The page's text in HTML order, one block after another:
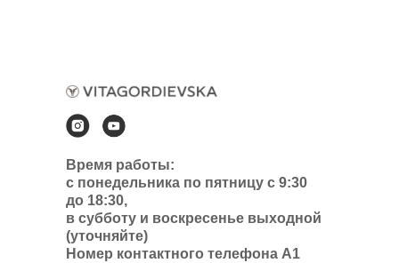
Время работы:
с понедельника по пятницу с 9:30
до 18:30,
в субботу и воскресенье выходной
(уточняйте)
Номер контактного телефона А1